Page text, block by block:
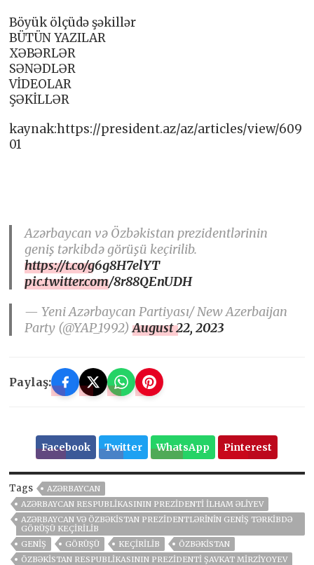
Böyük ölçüdə şəkillər
BÜTÜN YAZILAR
XƏBƏRLƏR
SƏNƏDLƏR
VİDEOLAR
ŞƏKİLLƏR
kaynak:https://president.az/az/articles/view/609
01
Azərbaycan və Özbəkistan prezidentlərinin
geniş tərkibdə görüşü keçirilib.
https://t.co/g6g8H7elYT
pic.twitter.com/8r88QEnUDH
— Yeni Azərbaycan Partiyası/ New Azerbaijan
Party (@YAP_1992)August 22, 2023
Paylaş:
Facebook Twitter WhatsApp Pinterest
Tags
AZƏRBAYCAN
AZƏRBAYCAN RESPUBLIKASININ PREZIDENTI İLHAM ƏLIYEV
AZƏRBAYCAN VƏ ÖZBƏKISTAN PREZIDENTLƏRININ GENIŞ TƏRKIBDƏ
GÖRÜŞÜ KEÇIRILIB
GENIŞ
GÖRÜŞÜ KEÇIRILIB
ÖZBƏKISTAN
ÖZBƏKISTAN RESPUBLIKASININ PREZIDENTI ŞAVKAT MIRZIYOYEV